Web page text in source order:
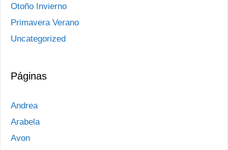
Otoño Invierno
Primavera Verano
Uncategorized
Páginas
Andrea
Arabela
Avon